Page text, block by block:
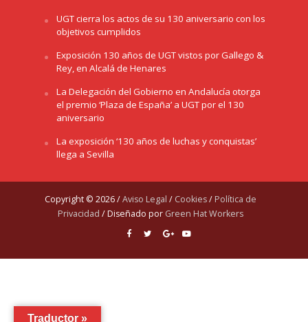
UGT cierra los actos de su 130 aniversario con los
objetivos cumplidos
Exposición 130 años de UGT vistos por Gallego &
Rey, en Alcalá de Henares
La Delegación del Gobierno en Andalucía otorga
el premio ‘Plaza de España’ a UGT por el 130
aniversario
La exposición ‘130 años de luchas y conquistas’
llega a Sevilla
Copyright © 2026 /Aviso Legal / Cookies/ Política de
Privacidad / Diseñado por Green Hat Workers
Traductor »